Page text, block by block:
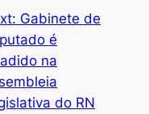
Gabinete de
é
na
do RN